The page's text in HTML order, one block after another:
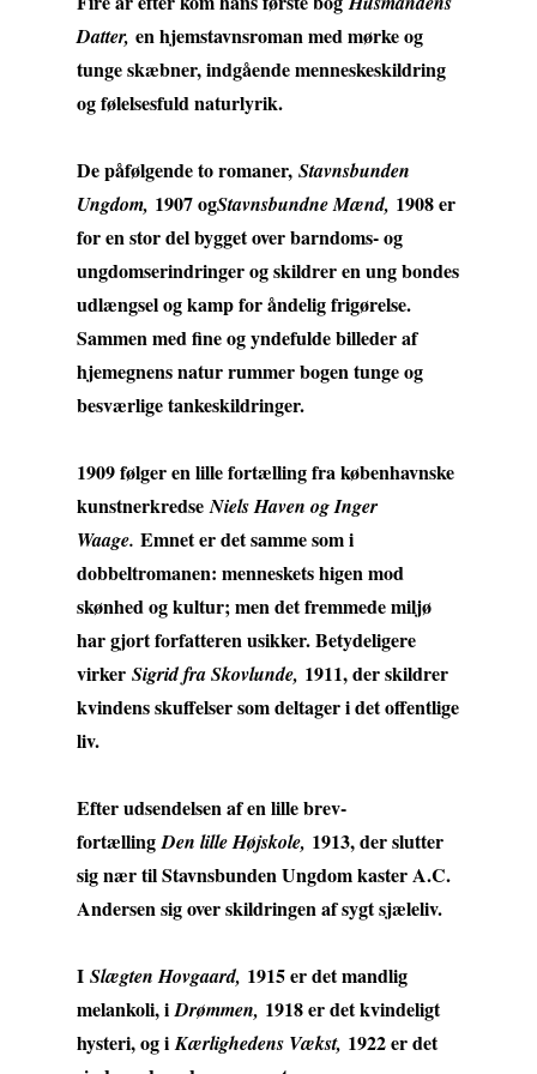
Datter, en hjemstavnsroman med mørke og
tunge skæbner, indgående menneskeskildring
og følelsesfuld naturlyrik.
De påfølgende to romaner, Stavnsbunden
Ungdom, 1907 ogStavnsbundne Mænd, 1908 er
for en stor del bygget over barndoms- og
ungdomserindringer og skildrer en ung bondes
udlængsel og kamp for åndelig frigørelse.
Sammen med fine og yndefulde billeder af
hjemegnens natur rummer bogen tunge og
besværlige tankeskildringer.
1909 følger en lille fortælling fra københavnske
kunstnerkredseNiels Haven og Inger
Waage. Emnet er det samme som i
dobbeltromanen: menneskets higen mod
skønhed og kultur; men det fremmede miljø
har gjort forfatteren usikker. Betydeligere
virker Sigrid fra Skovlunde, 1911, der skildrer
kvindens skuffelser som deltager i det offentlige
liv.
Efter udsendelsen af en lille brev-
fortællingDen lille Højskole, 1913, der slutter
sig nær til Stavnsbunden Ungdom kaster A.C.
Andersen sig over skildringen af sygt sjæleliv.
I Slægten Hovgaard, 1915 er det mandlig
melankoli, iDrømmen, 1918 er det kvindeligt
hysteri, og iKærlighedens Vækst, 1922 er det